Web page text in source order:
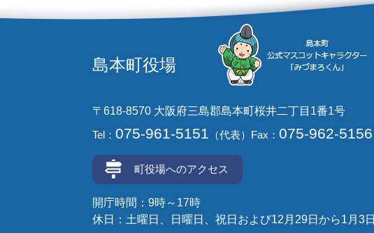
島本町役場
〒618-8570 大阪府三島郡島本町桜井二丁目1番1号
Tel： 075-961-5151 （代表） Fax： 075-962-5156
町役場へのアクセス
開庁時間：9時～17時
休日：土曜日、日曜日、祝日および12月29日から1月3日